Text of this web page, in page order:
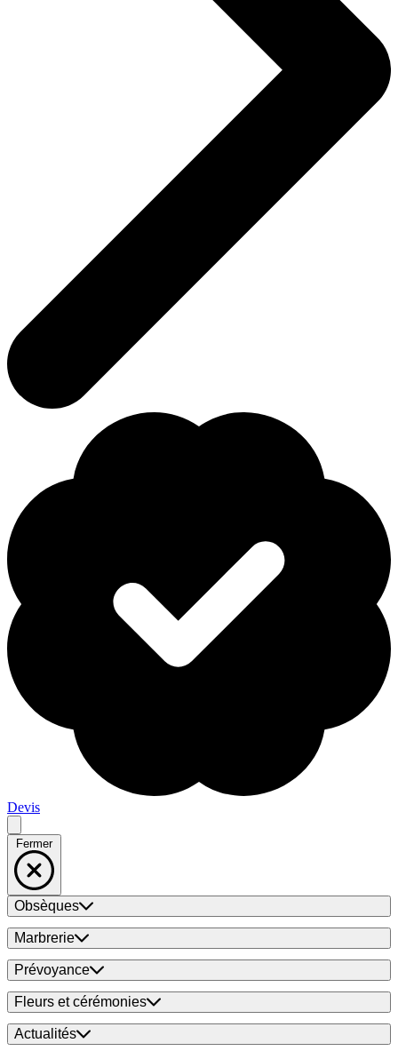
Devis
Fermer
Obsèques
Marbrerie
Prévoyance
Fleurs et cérémonies
Actualités